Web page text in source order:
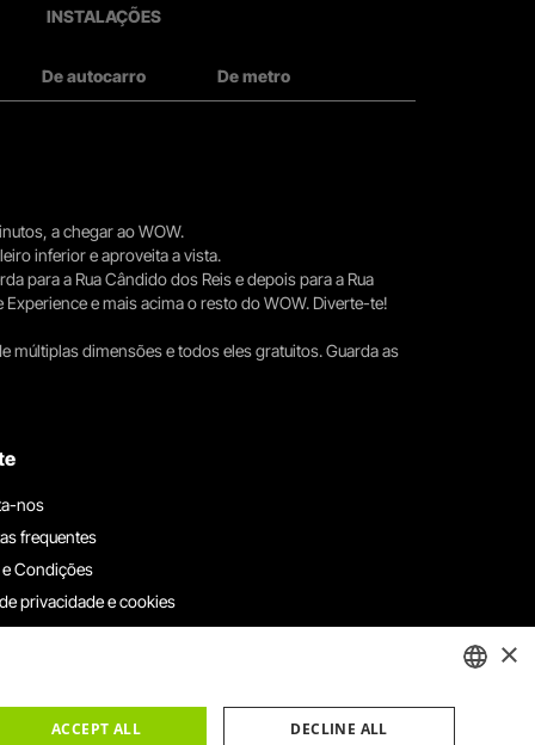
INSTALAÇÕES
De autocarro De metro
a chegar ao WOW.
inferior e aproveita a vista.
para a Rua Cândido dos Reis e depois para a Rua
e mais acima o resto do WOW. Diverte-te!
múltiplas dimensões e todos eles gratuitos. Guarda as
nos
frequentes
Condições
privacidade e cookies
connosco
×
ACCEPT ALL DECLINE ALL